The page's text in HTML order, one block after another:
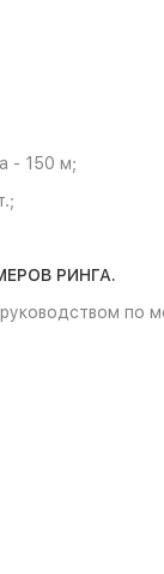
- 150 м;
РИНГА.
по